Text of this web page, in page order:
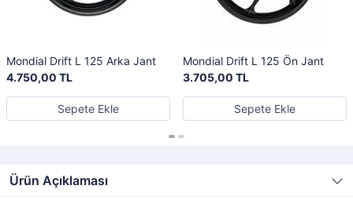
Mondial Drift L 125 Arka Jant
4.750,00 TL
Sepete Ekle
Mondial Drift L 125 Ön Jant
3.705,00 TL
Sepete Ekle
Ürün Açıklaması